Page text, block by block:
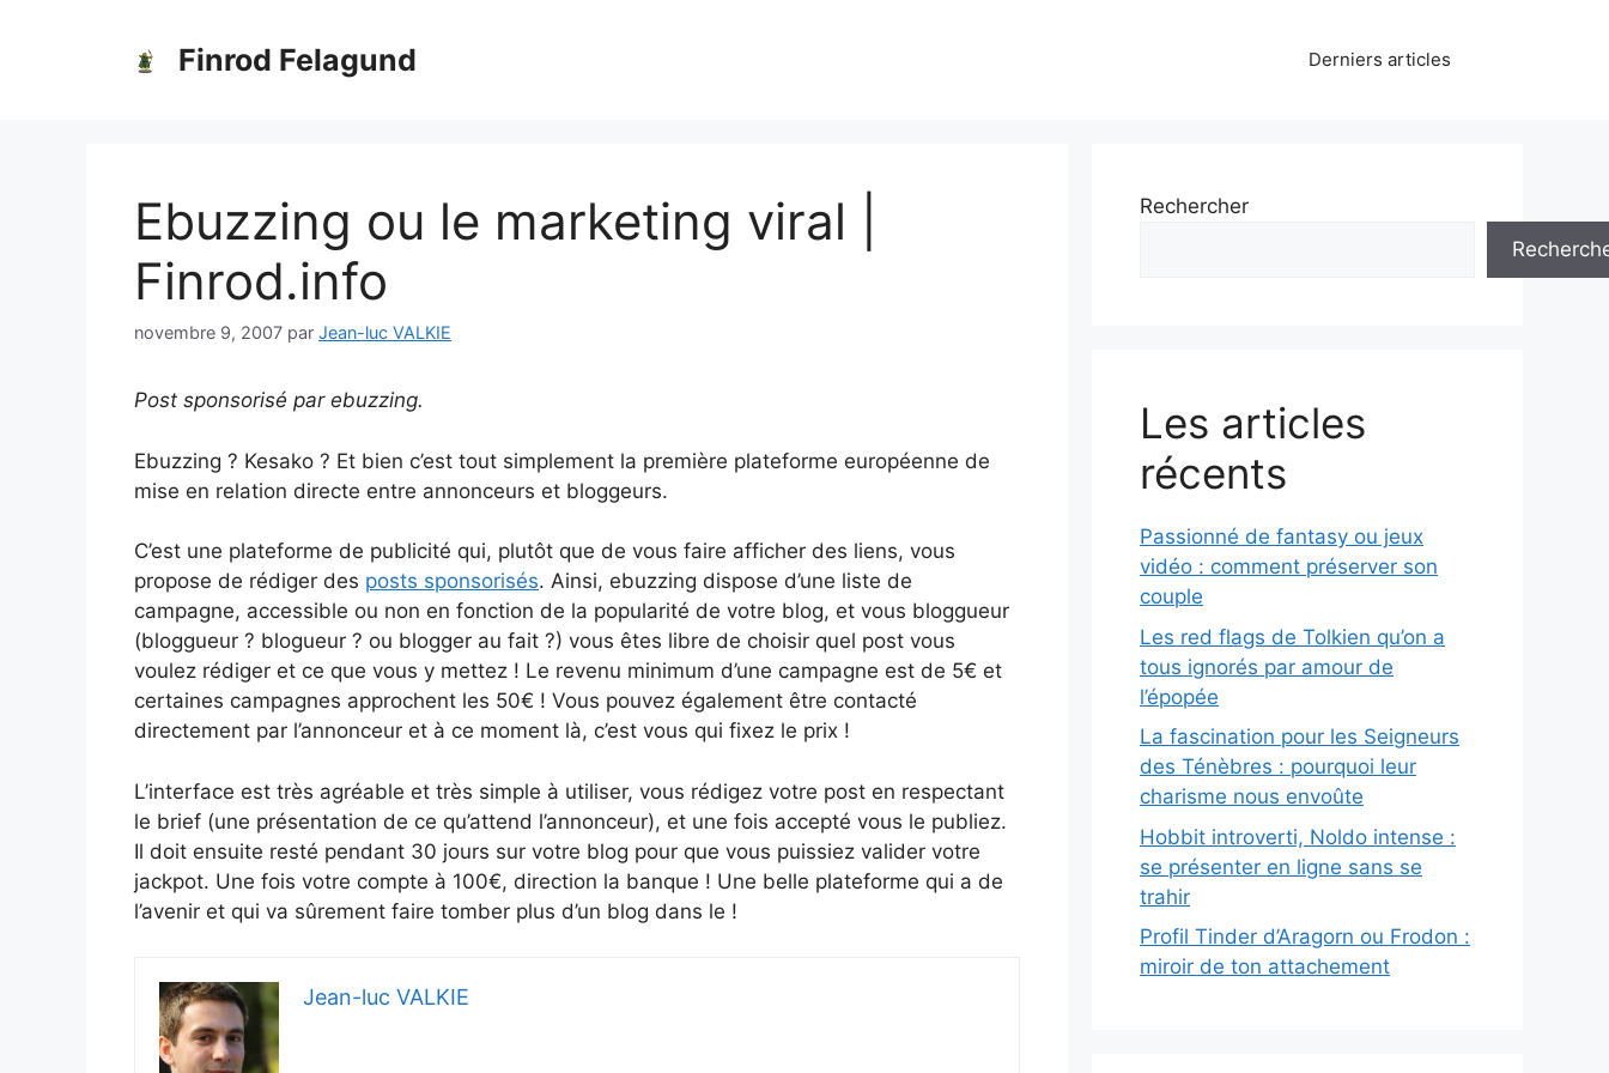
Finrod Felagund Derniers articles
Ebuzzing ou le marketing viral |
Finrod.info
novembre 9, 2007 par Jean-luc VALKIE
Post sponsorisé par ebuzzing.
Ebuzzing ? Kesako ? Et bien c’est tout simplement la première plateforme européenne de
mise en relation directe entre annonceurs et bloggeurs.
C’est une plateforme de publicité qui, plutôt que de vous faire afficher des liens, vous
propose de rédiger des posts sponsorisés. Ainsi, ebuzzing dispose d’une liste de
campagne, accessible ou non en fonction de la popularité de votre blog, et vous bloggueur
(bloggueur ? blogueur ? ou blogger au fait ?) vous êtes libre de choisir quel post vous
voulez rédiger et ce que vous y mettez ! Le revenu minimum d’une campagne est de 5€ et
certaines campagnes approchent les 50€ ! Vous pouvez également être contacté
directement par l’annonceur et à ce moment là, c’est vous qui fixez le prix !
L’interface est très agréable et très simple à utiliser, vous rédigez votre post en respectant
le brief (une présentation de ce qu’attend l’annonceur), et une fois accepté vous le publiez.
Il doit ensuite resté pendant 30 jours sur votre blog pour que vous puissiez valider votre
jackpot. Une fois votre compte à 100€, direction la banque ! Une belle plateforme qui a de
l’avenir et qui va sûrement faire tomber plus d’un blog dans le !
Jean-luc VALKIE
Rechercher
Les articles
récents
Passionné de fantasy ou jeux
vidéo : comment préserver son
couple
Les red flags de Tolkien qu’on a
tous ignorés par amour de
l’épopée
La fascination pour les Seigneurs
des Ténèbres : pourquoi leur
charisme nous envoûte
Hobbit introverti, Noldo intense :
se présenter en ligne sans se
trahir
Profil Tinder d’Aragorn ou Frodon :
miroir de ton attachement